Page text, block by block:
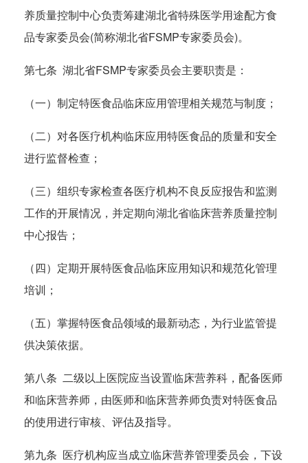
养质量控制中心负责筹建湖北省特殊医学用途配方食
品专家委员会(简称湖北省FSMP专家委员会)。
第七条 湖北省FSMP专家委员会主要职责是：
（一）制定特医食品临床应用管理相关规范与制度；
（二）对各医疗机构临床应用特医食品的质量和安全
进行监督检查；
（三）组织专家检查各医疗机构不良反应报告和监测
工作的开展情况，并定期向湖北省临床营养质量控制
中心报告；
（四）定期开展特医食品临床应用知识和规范化管理
培训；
（五）掌握特医食品领域的最新动态，为行业监管提
供决策依据。
第八条 二级以上医院应当设置临床营养科，配备医师
和临床营养师，由医师和临床营养师负责对特医食品
的使用进行审核、评估及指导。
第九条 医疗机构应当成立临床营养管理委员会，下设